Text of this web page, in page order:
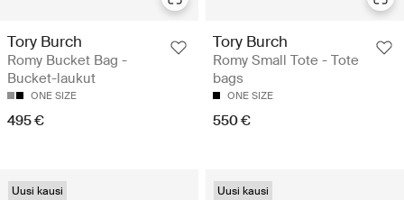
Tory Burch
Romy Bucket Bag -
Bucket-laukut
ONE SIZE
495 €
Tory Burch
Romy Small Tote - Tote
bags
ONE SIZE
550 €
Uusi kausi Uusi kausi